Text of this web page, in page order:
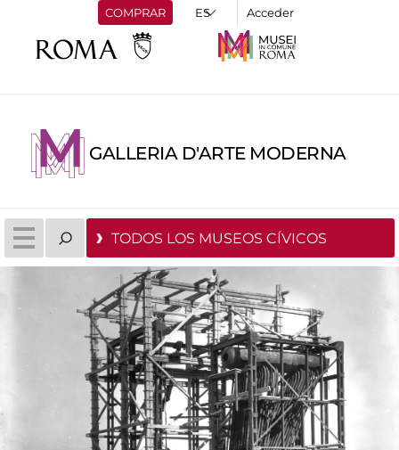
COMPRAR Acceder
GALLERIA D'ARTE MODERNA
TODOS LOS MUSEOS CÍVICOS